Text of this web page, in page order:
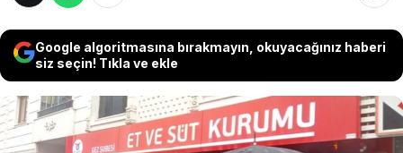
Google algoritmasına bırakmayın, okuyacağınız haberi
siz seçin! Tıkla ve ekle